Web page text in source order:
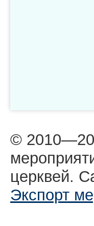
©
церквей.
Экспорт